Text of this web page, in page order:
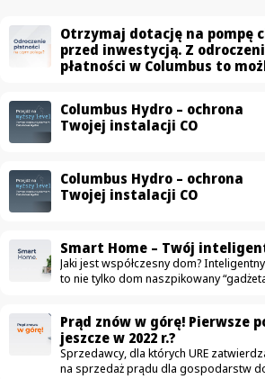
Otrzymaj dotację na pompę
przed inwestycją. Z
płatności w Columbus to
Columbus Hydro – ochrona
Twojej instalacji CO
Columbus Hydro – ochrona
Twojej instalacji CO
Smart Home – Twój
Jaki jest współczesny dom?
to nie tylko dom naszpikowany
Na rynku pojawia się coraz więcej
uczynić dom nowoczesnym — od
jak automatyczne odkurzacze, aż po
fotowoltaika. W ostatnich latach
Prąd znów w górę! Pierwsze
jeszcze w 2022 r.?
Sprzedawcy, dla których URE
na sprzedaż prądu dla gospodarstw